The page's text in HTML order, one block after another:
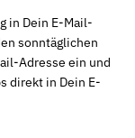
in Dein E-Mail-
sonntäglichen
Adresse ein und
direkt in Dein E-